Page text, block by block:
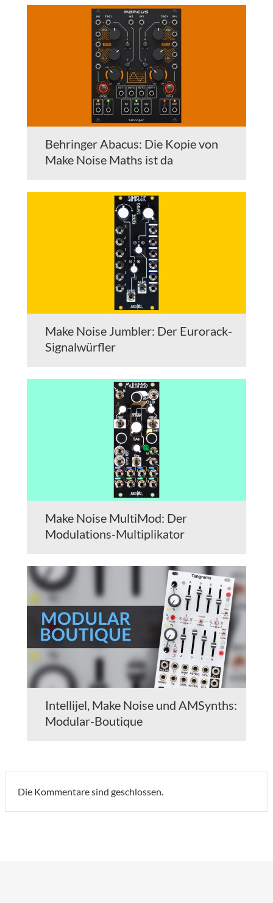
Behringer Abacus: Die Kopie von
Make Noise Maths ist da
Make Noise Jumbler: Der Eurorack-
Signalwürfler
Make Noise MultiMod: Der
Modulations-Multiplikator
Intellijel, Make Noise und AMSynths:
Modular-Boutique
Die Kommentare sind geschlossen.